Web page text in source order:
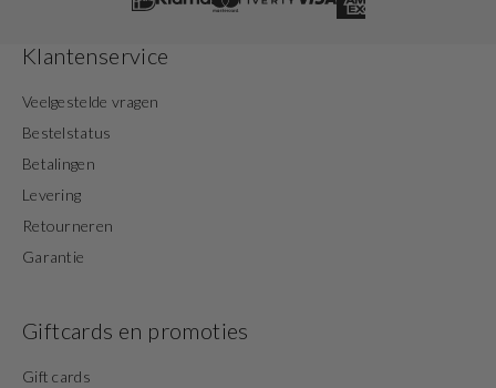
Klantenservice
Veelgestelde vragen
Bestelstatus
Betalingen
Levering
Retourneren
Garantie
Giftcards en promoties
Gift cards